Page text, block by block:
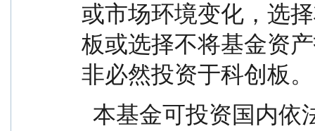
或市场环境变化，选
板或选择不将基金资
非必然投资于科创板。